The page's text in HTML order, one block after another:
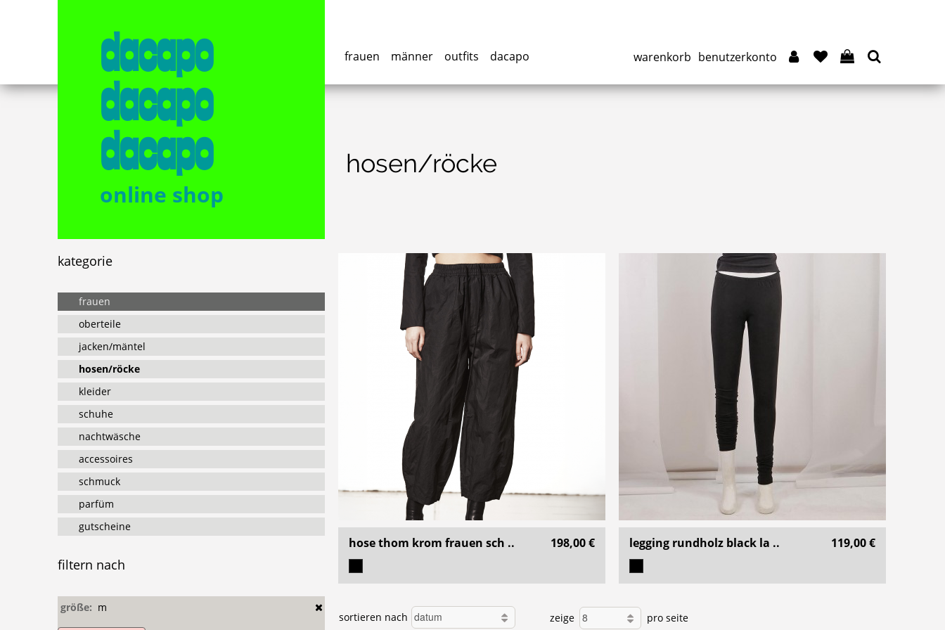
dacapo
dacapo
dacapo
online shop
frauen männer outfits dacapo benutzerkonto
warenkorb
kategorie
frauen
oberteile
jacken/mäntel
hosen/röcke
kleider
schuhe
nachtwäsche
accessoires
schmuck
parfüm
gutscheine
filtern nach
größe: m
hosen/röcke
hose thom krom frauen sch .. 198,00 € legging rundholz black la .. 119,00 €
sortieren nach zeige pro seite